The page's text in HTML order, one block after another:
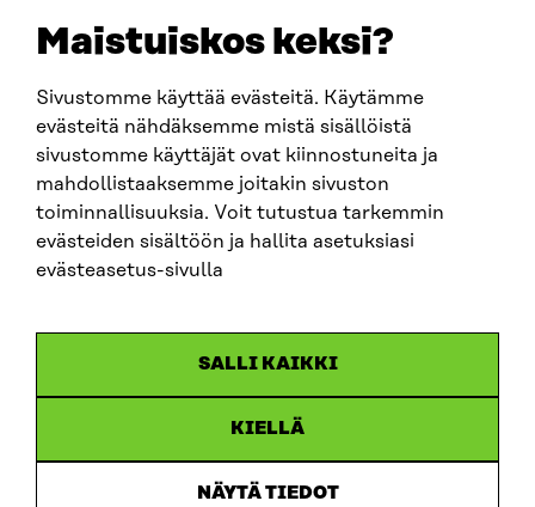
Maistuiskos keksi?
Sivustomme käyttää evästeitä. Käytämme
evästeitä nähdäksemme mistä sisällöistä
sivustomme käyttäjät ovat kiinnostuneita ja
mahdollistaaksemme joitakin sivuston
toiminnallisuuksia. Voit tutustua tarkemmin
evästeiden sisältöön ja hallita asetuksiasi
evästeasetus-sivulla
SALLI KAIKKI
KIELLÄ
NÄYTÄ TIEDOT
SITRA SOSIAALISESSA MEDIASSA
LinkedIn
Instagram
YouTube
Saavutettavuusseloste